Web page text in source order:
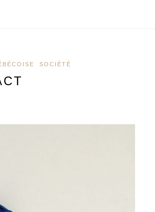
SOCIÉTÉ